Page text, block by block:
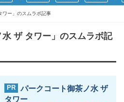
ワー」のスムラボ記事
水 ザ タワー」のスムラボ記
パークコート御茶ノ水 ザ
タワー